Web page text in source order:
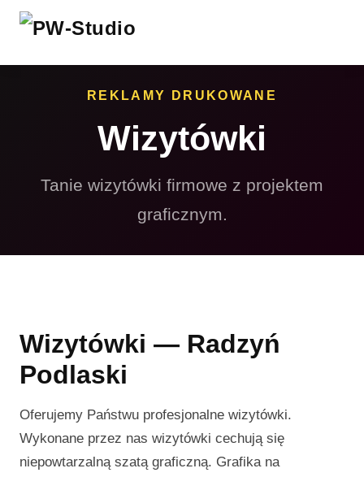
REKLAMY DRUKOWANE
Wizytówki
Tanie wizytówki firmowe z projektem
graficznym.
Wizytówki — Radzyń
Podlaski
Oferujemy Państwu profesjonalne wizytówki.
Wykonane przez nas wizytówki cechują się
niepowtarzalną szatą graficzną. Grafika na